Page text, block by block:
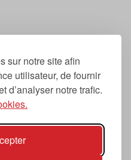
sur notre site afin
utilisateur, de fournir
d’analyser notre trafic.
sur la
dont la
2007.
prochain », « suivant
du
tendances
de la musique